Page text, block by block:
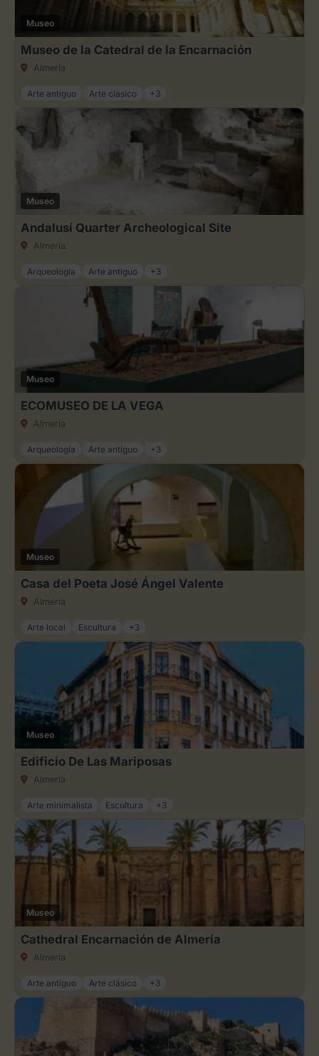
Museo
Museo de la Catedral de la Encarnación
Almería
Arte antiguo Arte clásico +3
Museo
Andalusí Quarter Archeological Site
Almería
Arqueología Arte antiguo +3
Museo
ECOMUSEO DE LA VEGA
Almería
Arqueología Arte antiguo +3
Museo
Casa del Poeta José Ángel Valente
Almería
Arte local Escultura +3
Museo
Edificio De Las Mariposas
Almería
Arte minimalista Escultura +3
Museo
Cathedral Encarnación de Almería
Almería
Arte antiguo Arte clásico +3